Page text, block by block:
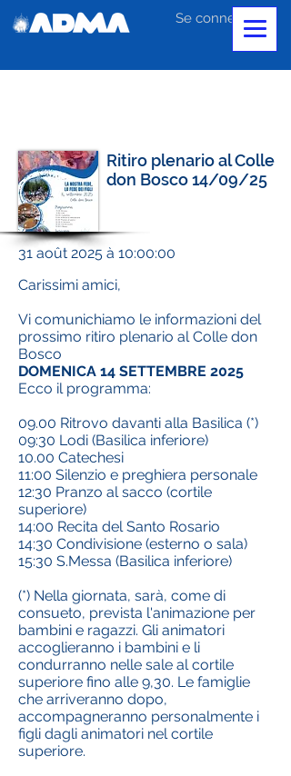
Se connecter
Ritiro plenario al Colle
don Bosco 14/09/25
31 août 2025 à 10:00:00
Carissimi amici,
Vi comunichiamo le informazioni del
prossimo ritiro plenario al Colle don
Bosco
DOMENICA 14 SETTEMBRE 2025
Ecco il programma:
09.00 Ritrovo davanti alla Basilica (*)
09:30 Lodi (Basilica inferiore)
10.00 Catechesi
11:00 Silenzio e preghiera personale
12:30 Pranzo al sacco (cortile
superiore)
14:00 Recita del Santo Rosario
14:30 Condivisione (esterno o sala)
15:30 S.Messa (Basilica inferiore)
(*) Nella giornata, sarà, come di
consueto, prevista l'animazione per
bambini e ragazzi. Gli animatori
accoglieranno i bambini e li
condurranno nelle sale al cortile
superiore fino alle 9,30. Le famiglie
che arriveranno dopo,
accompagneranno personalmente i
figli dagli animatori nel cortile
superiore.